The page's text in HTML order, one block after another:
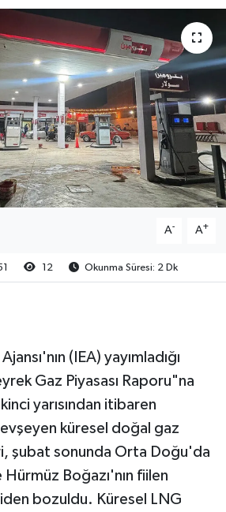
A- A+
12 Okunma Süresi: 2 Dk
(IEA) yayımladığı
Gaz Piyasası Raporu"na
yarısından itibaren
küresel doğal gaz
şubat sonunda Orta Doğu'da
Hürmüz Boğazı'nın fiilen
bozuldu. Küresel LNG